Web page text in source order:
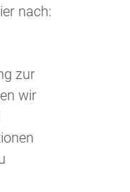
nach:
zur
wir